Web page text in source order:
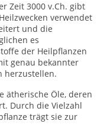
Zeit 3000 v.Ch. gibt
verwendet
und die
es
der Heilpflanzen
genau bekannter
herzustellen.
ätherische Öle, deren
Durch die Vielzahl
trägt sie zur